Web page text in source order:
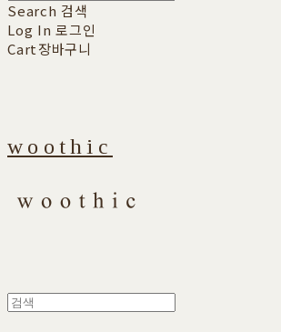
Search 검색
Log In 로그인
Cart장바구니
woothic